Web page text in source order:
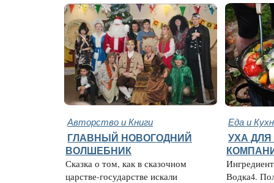
Авторство и Книги Еда и
ГЛАВНЫЙ НОВОГОДНИЙ
ВОЛШЕБНИК
Сказка о том, как в сказочном
царстве-государстве искали
УХА
Водка4.